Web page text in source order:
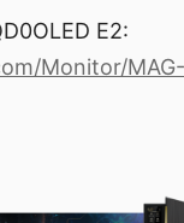
E2:
Monitor/